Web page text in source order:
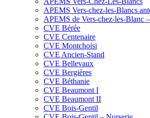
APEMS Vers-chez-les-Blancs
APEMS de Vers-chez-les-Blanc
CVE Bérée
CVE Centenaire
CVE Montchoisi
CVE Ancien-Stand
CVE Bellevaux
CVE Bergières
CVE Béthanie
CVE Beaumont I
CVE Beaumont II
CVE Bois-Gentil